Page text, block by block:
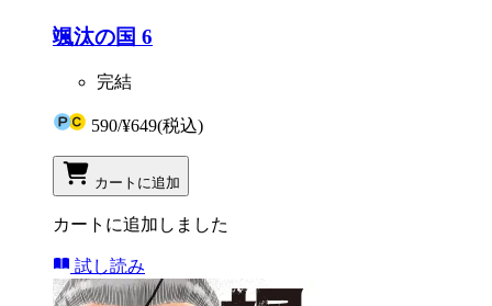
颯汰の国 6
完結
590/¥649(税込)
カートに追加
カートに追加しました
試し読み